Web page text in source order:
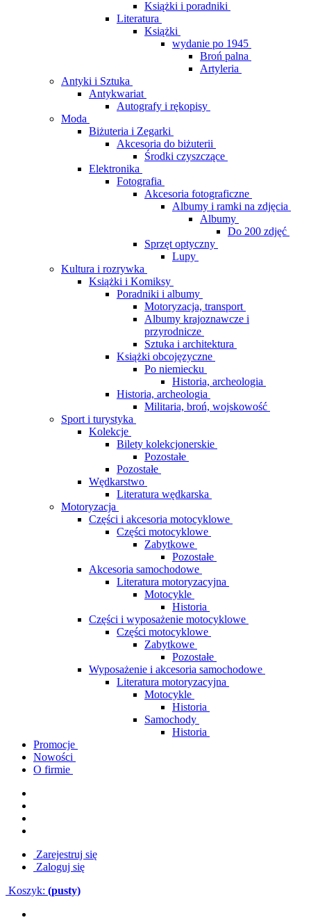
Książki i poradniki
Literatura
Książki
wydanie po 1945
Broń palna
Artyleria
Antyki i Sztuka
Antykwariat
Autografy i rękopisy
Moda
Biżuteria i Zegarki
Akcesoria do biżuterii
Środki czyszczące
Elektronika
Fotografia
Akcesoria fotograficzne
Albumy i ramki na zdjęcia
Albumy
Do 200 zdjęć
Sprzęt optyczny
Lupy
Kultura i rozrywka
Książki i Komiksy
Poradniki i albumy
Motoryzacja, transport
Albumy krajoznawcze i
przyrodnicze
Sztuka i architektura
Książki obcojęzyczne
Po niemiecku
Historia, archeologia
Historia, archeologia
Militaria, broń, wojskowość
Sport i turystyka
Kolekcje
Bilety kolekcjonerskie
Pozostałe
Pozostałe
Wędkarstwo
Literatura wędkarska
Motoryzacja
Części i akcesoria motocyklowe
Części motocyklowe
Zabytkowe
Pozostałe
Akcesoria samochodowe
Literatura motoryzacyjna
Motocykle
Historia
Części i wyposażenie motocyklowe
Części motocyklowe
Zabytkowe
Pozostałe
Wyposażenie i akcesoria samochodowe
Literatura motoryzacyjna
Motocykle
Historia
Samochody
Historia
Promocje
Nowości
O firmie
Zarejestruj się
Zaloguj się
Koszyk: (pusty)